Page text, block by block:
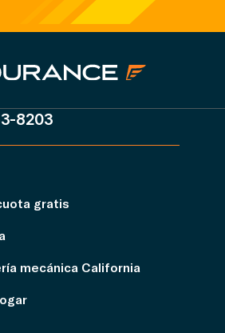
8203
gratis
mecánica California